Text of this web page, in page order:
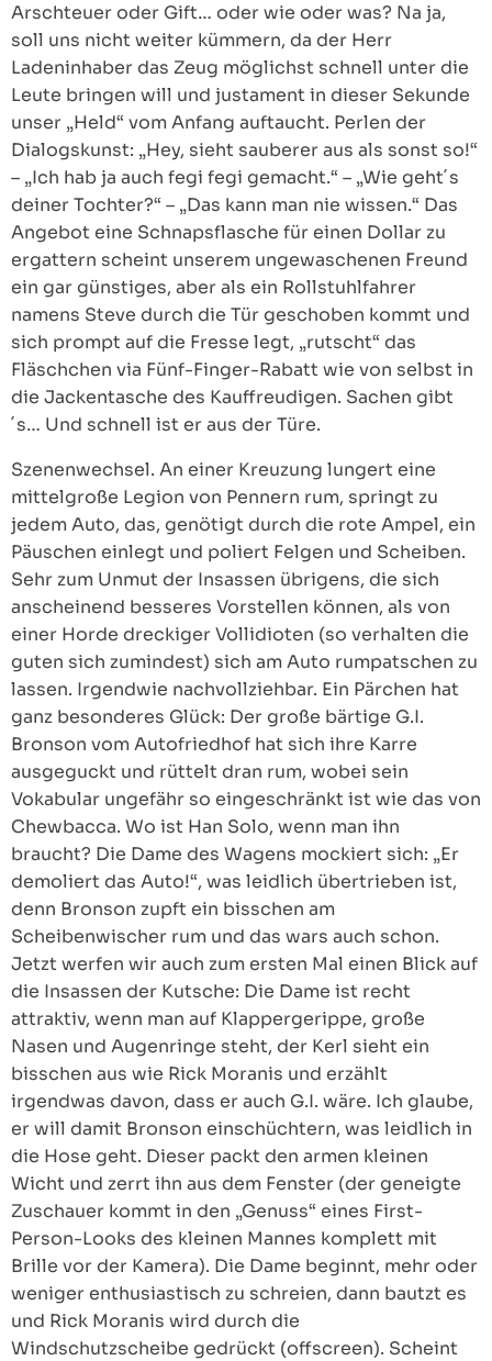
Arschteuer oder Gift… oder wie oder was? Na ja,
soll uns nicht weiter kümmern, da der Herr
Ladeninhaber das Zeug möglichst schnell unter die
Leute bringen will und justament in dieser Sekunde
unser „Held“ vom Anfang auftaucht. Perlen der
Dialogskunst: „Hey, sieht sauberer aus als sonst so!“
– „Ich hab ja auch fegi fegi gemacht.“ – „Wie geht´s
deiner Tochter?“ – „Das kann man nie wissen.“ Das
Angebot eine Schnapsflasche für einen Dollar zu
ergattern scheint unserem ungewaschenen Freund
ein gar günstiges, aber als ein Rollstuhlfahrer
namens Steve durch die Tür geschoben kommt und
sich prompt auf die Fresse legt, „rutscht“ das
Fläschchen via Fünf-Finger-Rabatt wie von selbst in
die Jackentasche des Kauffreudigen. Sachen gibt
´s… Und schnell ist er aus der Türe.
Szenenwechsel. An einer Kreuzung lungert eine
mittelgroße Legion von Pennern rum, springt zu
jedem Auto, das, genötigt durch die rote Ampel, ein
Päuschen einlegt und poliert Felgen und Scheiben.
Sehr zum Unmut der Insassen übrigens, die sich
anscheinend besseres Vorstellen können, als von
einer Horde dreckiger Vollidioten (so verhalten die
guten sich zumindest) sich am Auto rumpatschen zu
lassen. Irgendwie nachvollziehbar. Ein Pärchen hat
ganz besonderes Glück: Der große bärtige G.I.
Bronson vom Autofriedhof hat sich ihre Karre
ausgeguckt und rüttelt dran rum, wobei sein
Vokabular ungefähr so eingeschränkt ist wie das von
Chewbacca. Wo ist Han Solo, wenn man ihn
braucht? Die Dame des Wagens mockiert sich: „Er
demoliert das Auto!“, was leidlich übertrieben ist,
denn Bronson zupft ein bisschen am
Scheibenwischer rum und das wars auch schon.
Jetzt werfen wir auch zum ersten Mal einen Blick auf
die Insassen der Kutsche: Die Dame ist recht
attraktiv, wenn man auf Klappergerippe, große
Nasen und Augenringe steht, der Kerl sieht ein
bisschen aus wie Rick Moranis und erzählt
irgendwas davon, dass er auch G.I. wäre. Ich glaube,
er will damit Bronson einschüchtern, was leidlich in
die Hose geht. Dieser packt den armen kleinen
Wicht und zerrt ihn aus dem Fenster (der geneigte
Zuschauer kommt in den „Genuss“ eines First-
Person-Looks des kleinen Mannes komplett mit
Brille vor der Kamera). Die Dame beginnt, mehr oder
weniger enthusiastisch zu schreien, dann bautzt es
und Rick Moranis wird durch die
Windschutzscheibe gedrückt (offscreen). Scheint